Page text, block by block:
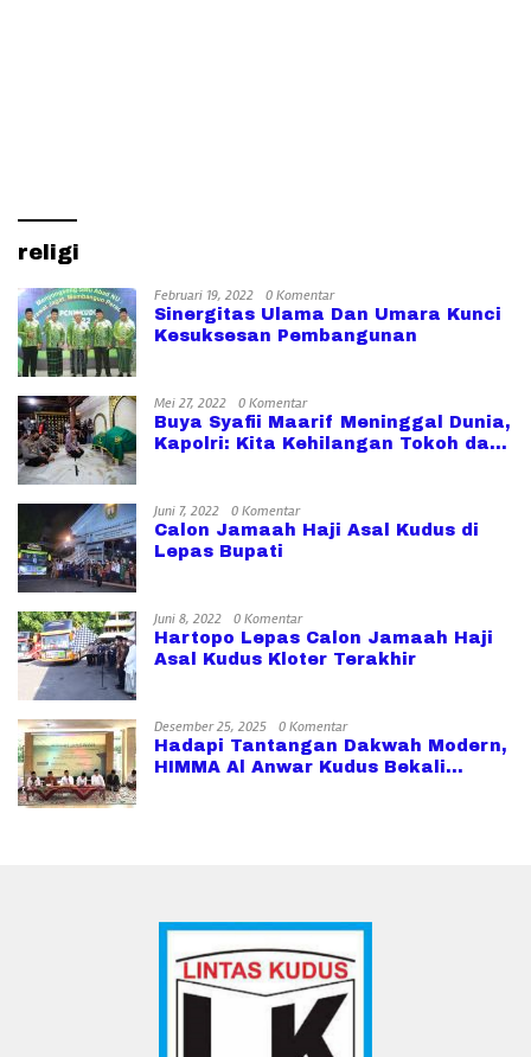
religi
Februari 19, 2022
0 Komentar
Sinergitas Ulama Dan Umara Kunci
Kesuksesan Pembangunan
Mei 27, 2022
0 Komentar
Buya Syafii Maarif Meninggal Dunia,
Kapolri: Kita Kehilangan Tokoh dan
Juni 7, 2022
0 Komentar
Calon Jamaah Haji Asal Kudus di
Lepas Bupati
Juni 8, 2022
0 Komentar
Hartopo Lepas Calon Jamaah Haji
Asal Kudus Kloter Terakhir
Desember 25, 2025
0 Komentar
Hadapi Tantangan Dakwah Modern,
HIMMA Al Anwar Kudus Bekali